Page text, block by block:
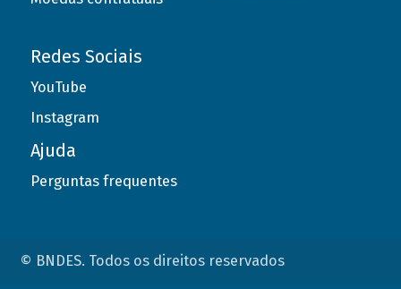
Redes Sociais
YouTube
Instagram
Ajuda
Perguntas frequentes
© BNDES. Todos os direitos reservados